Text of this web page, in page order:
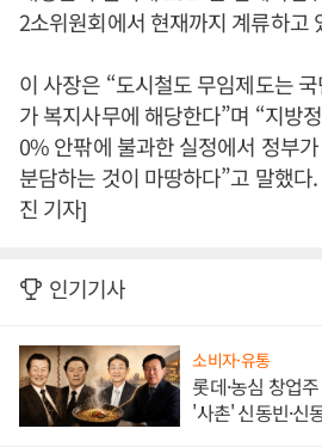
2소위원회에서 현재까지 계류하고
이 사장은 “도시철도 무임제도는
가 복지사무에 해당한다”며 “지방
0% 안팎에 불과한 실정에서 정부
분담하는 것이 마땅하다”고 말했
진 기자]
인기기사
소비자·유통
롯데·농심 창업
'사촌' 신동빈·신